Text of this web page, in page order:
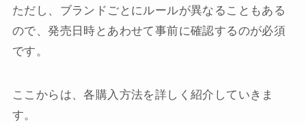
ただし、ブランドごとにルールが異なることもある
ので、発売日時とあわせて事前に確認するのが必須
です。
ここからは、各購入方法を詳しく紹介していきま
す。